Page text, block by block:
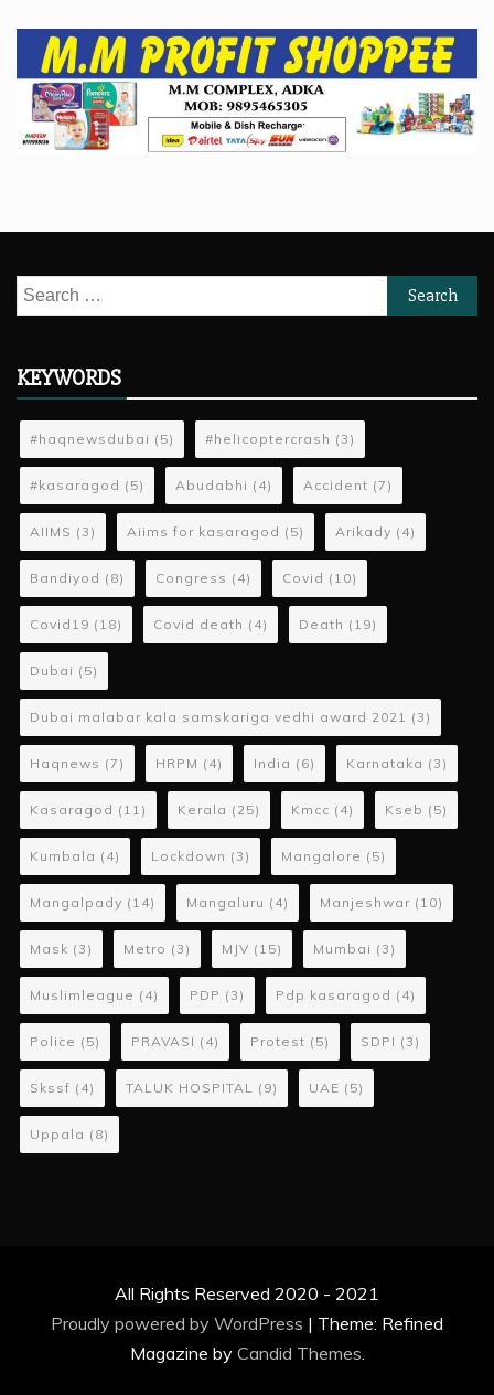
Search
for:
KEYWORDS
#haqnewsdubai (5) #helicoptercrash (3)
#kasaragod (5) Abudabhi (4) Accident (7)
AIIMS (3) Aiims for kasaragod (5) Arikady (4)
Bandiyod (8) Congress (4) Covid (10)
Covid19 (18) Covid death (4) Death (19)
Dubai (5)
Dubai malabar kala samskariga vedhi award 2021 (3)
Haqnews (7) HRPM (4) India (6) Karnataka (3)
Kasaragod (11) Kerala (25) Kmcc (4) Kseb (5)
Kumbala (4) Lockdown (3) Mangalore (5)
Mangalpady (14) Mangaluru (4) Manjeshwar (10)
Mask (3) Metro (3) MJV (15) Mumbai (3)
Muslimleague (4) PDP (3) Pdp kasaragod (4)
Police (5) PRAVASI (4) Protest (5) SDPI (3)
Skssf (4) TALUK HOSPITAL (9) UAE (5)
Uppala (8)
All Rights Reserved 2020 - 2021
Proudly powered by WordPress | Theme: Refined
Magazine by Candid Themes